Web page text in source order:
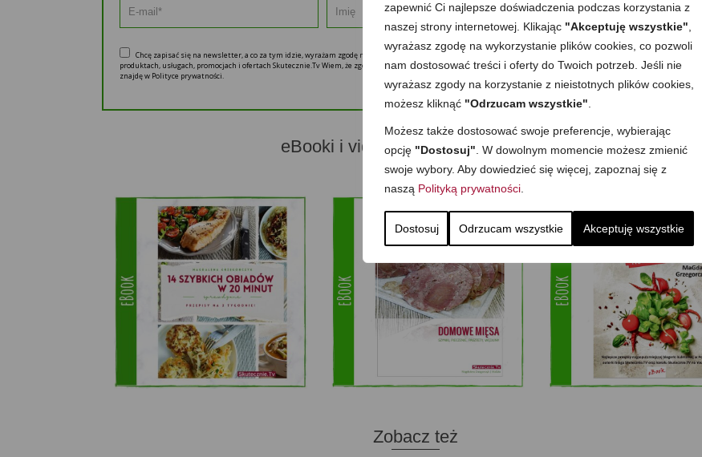
zapewnić Ci najlepsze doświadczenia podczas korzystania z
naszej strony internetowej. Klikając "Akceptuję wszystkie"
wyrażasz zgodę na wykorzystanie plików cookies, co pozwoli
nam dostosować treści i oferty do Twoich potrzeb. Jeśli nie
wyrażasz zgody na korzystanie z nieistotnych plików cookies,
możesz kliknąć "Odrzucam wszystkie"
Możesz także dostosować swoje preferencje, wybierając
opcję "Dostosuj" . W dowolnym momencie możesz zmienić
swoje wybory. Aby dowiedzieć się więcej, zapoznaj się z
naszą Polityką prywatności
Dostosuj Odrzucam wszystkie Akceptuję wszystkie
Zapisz mnie
Chcę zapisać się na newsletter, a co za tym idzie, wyrażam zgodę na przesyłanie mi na podany w formularzu adres e-mail informacji o upominkach, nowościach,
produktach, usługach, promocjach i ofertach Skutecznie.Tv Wiem, że zgodę mogę w każdej chwili wycofać, a szczegóły związane z przetwarzaniem moich danych osobowych
znajdę w Polityce prywatności.
eBooki i video inspiracje dla Ciebie
Zobacz też